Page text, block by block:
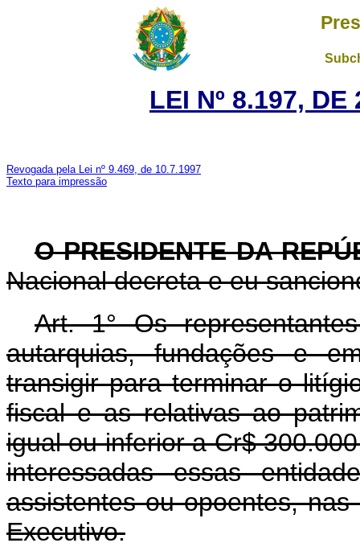
LEI Nº 8.197,
Revogada pela Lei nº 9.469, de 10.7.1997
Texto para impressão
O PRESIDENTE DA
Nacional decreta e eu
Art. 1° Os
autarquias, fundações e
transigir para terminar o
fiscal e as relativas ao
igual ou inferior a Cr$
interessadas essas
assistentes ou opoentes,
Executivo.